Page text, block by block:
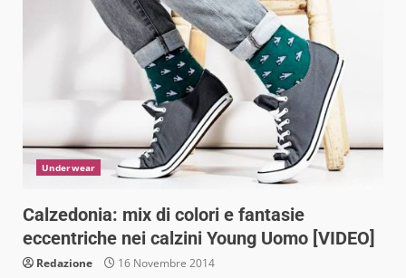
Underwear
Calzedonia: mix di colori e fantasie
eccentriche nei calzini Young Uomo [VIDEO]
Redazione 16 Novembre 2014